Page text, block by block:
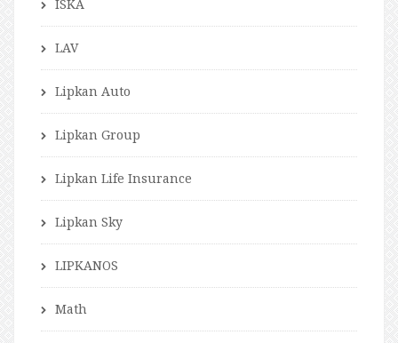
ISKA
LAV
Lipkan Auto
Lipkan Group
Lipkan Life Insurance
Lipkan Sky
LIPKANOS
Math